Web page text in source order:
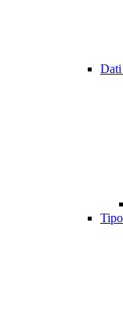
Dati